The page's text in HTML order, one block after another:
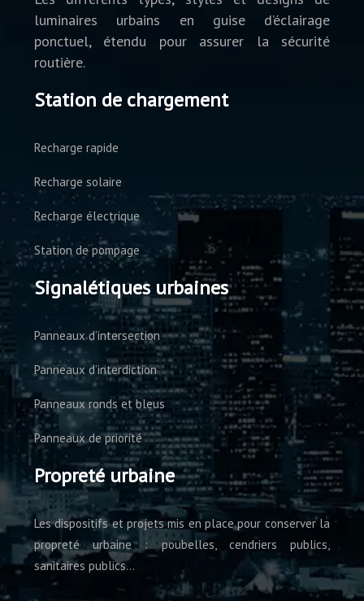
luminaires urbains en guise d’éclairage
ponctuel, étendu pour assurer la sécurité
routière.
Station de chargement
Recharge rapide
Recharge solaire
Recharge électrique
Station de pompage
Signalétiques urbaines
Panneaux d’intersection
Panneaux d’interdiction
Panneaux ronds et bleus
Panneaux de priorité
Propreté urbaine
Les dispositifs et projets mis en place pour conserver la
propreté urbaine : poubelles, cendriers publics,
sanitaires publics…